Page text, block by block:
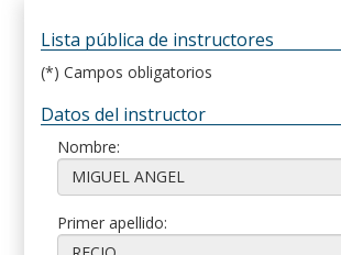
Lista pública de instructores
(*) Campos obligatorios
Datos del instructor
Nombre:
Primer apellido: